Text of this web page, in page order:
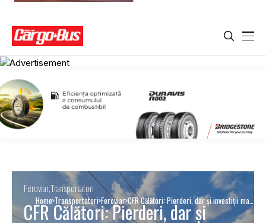
Home Transportatori Feroviar CFR Călători: Pierderi, dar și investiții mai
mici cu peste 9% în 2022
FeroviarTransportatori
CFR Călători: Pierderi, dar și